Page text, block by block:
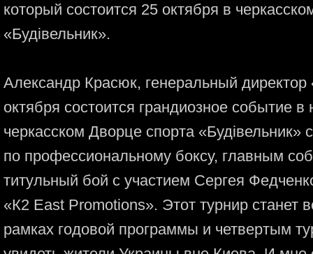
который состоится 25 октября в
«Будівельник».
Александр Красюк, генеральный
октября состоится грандиозное событие
черкасском Дворце спорта «Будівельник»
по профессиональному боксу, главным
титульный бой с участием Сергея
«К2 East Promotions». Этот турнир станет
рамках годовой программы и четвертым